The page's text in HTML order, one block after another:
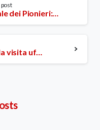
Assemblea Nazionale dei Pionieri: disponibilitÃ di traduttori simultanei
Conclusa con successo la visita ufficiale della Croce Rossa della Corea del Nord a Firenze